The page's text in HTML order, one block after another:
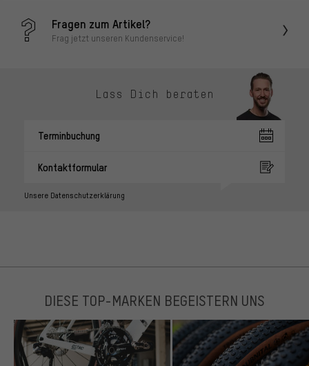
Fragen zum Artikel?
Frag jetzt unseren Kundenservice!
Lass Dich beraten
Terminbuchung
Kontaktformular
Unsere Datenschutzerklärung
DIESE TOP-MARKEN BEGEISTERN UNS